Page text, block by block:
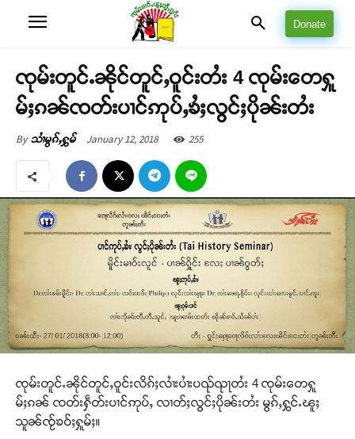
Donate
ၸုမ်းတူင်ႉၼိုင်တူင်ႇဝူင်းတႆး 4 ၸုမ်းတေႁူ
မ်ႈၵၼ်ၸတ်းပၢင်ဢုပ်ႇၶႆႈလွင်ႈပိုၼ်းတႆး
By သၢႆမွၵ်ႇႁွမ် January 12, 2018 255
ၸုမ်းတူင်ႉၼိုင်တူင်ႇဝူင်းလိၵ်ႈလၢႆးပၢႆးပၺ်ၺႃတႆး 4 ၸုမ်းတေႁူ
မ်ႈၵၼ် ၸတ်းႁဵတ်းပၢင်ဢုပ်ႇ လၢတ်ႈလွင်ႈပိုၼ်းတႆး မွၵ်ႇႁွင်ႉၽူႈ
သူၼ်ၸႂ်ၶဝ်ႈႁူမ်ႈ။